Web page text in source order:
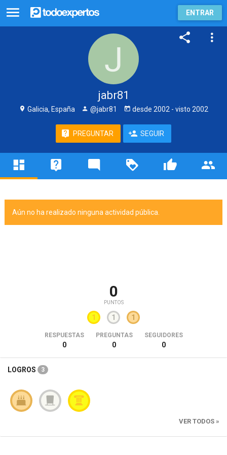
ENTRAR
jabr81
Galicia, España @jabr81 desde 2002 - visto 2002
PREGUNTAR SEGUIR
Aún no ha realizado ninguna actividad pública.
0
PUNTOS
1 1 1
RESPUESTAS
0
PREGUNTAS
0
SEGUIDORES
0
LOGROS 3
VER TODOS »